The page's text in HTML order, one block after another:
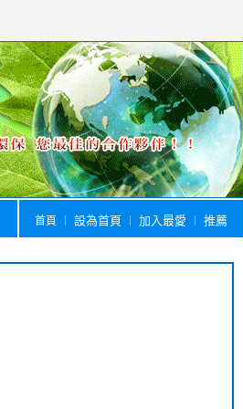
首頁 設為首頁 加入最愛 推薦